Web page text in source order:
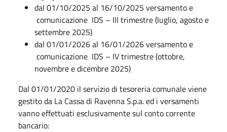
dal 01/10/2025 al 16/10/2025 versamento e
comunicazione IDS – III trimestre (luglio, agosto e
settembre 2025)
dal 01/01/2026 al 16/01/2026 versamento e
comunicazione IDS – IV trimestre (ottobre,
novembre e dicembre 2025)
Dal 01/01/2020 il servizio di tesoreria comunale viene
gestito da La Cassa di Ravenna S.p.a. ed i versamenti
vanno effettuati esclusivamente sul conto corrente
bancario: